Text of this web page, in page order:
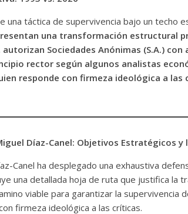
una táctica de supervivencia bajo un techo
una transformación estructural
Sociedades Anónimas (S.A.)
rector según algunos analistas
responde con firmeza ideológica a
Díaz-Canel: Objetivos Estratégicos
Canel ha desplegado una exhaustiva
una detallada hoja de ruta que justifica la
viable para garantizar la supervivencia
firmeza ideológica a las críticas.